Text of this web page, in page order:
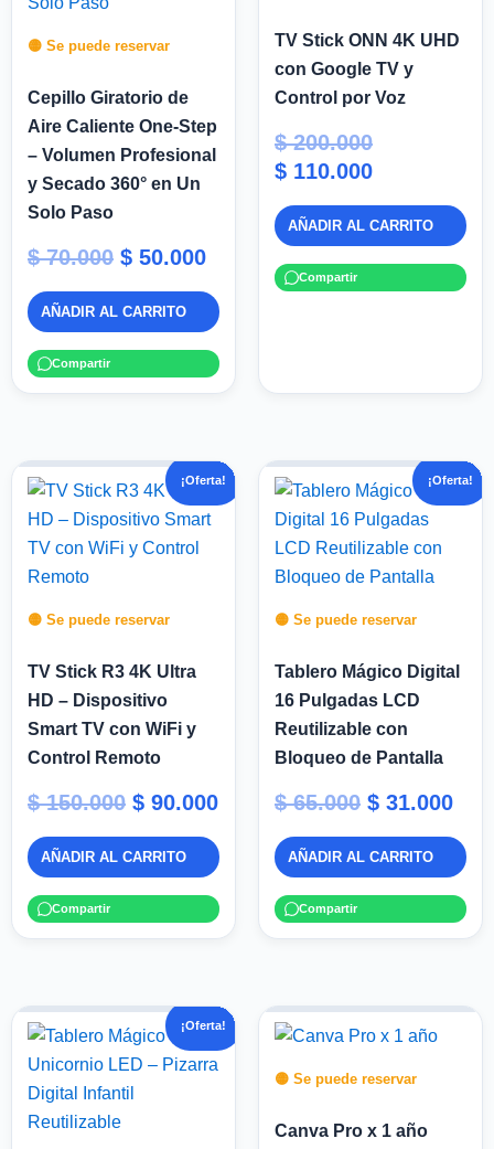
🟡 Se puede reservar
Cepillo Giratorio de
Aire Caliente One-Step
– Volumen Profesional
y Secado 360° en Un
Solo Paso
$70.000 $ 50.000
AÑADIR AL CARRITO
Compartir
TV Stick ONN 4K UHD
con Google TV y
Control por Voz
$200.000
$ 110.000
AÑADIR AL CARRITO
Compartir
¡Oferta!
🟡 Se puede reservar
TV Stick R3 4K Ultra
HD – Dispositivo
Smart TV con WiFi y
Control Remoto
$150.000
El
precio
original
era:
$ 90.000
El
precio
actual
$ 90.000.
AÑADIR AL CARRITO
Compartir
¡Oferta!
🟡 Se puede reservar
Tablero Mágico Digital
16 Pulgadas LCD
Reutilizable con
Bloqueo de Pantalla
$65.000
El
precio
original
era:
$ 65.000.
$ 31.000
El
AÑADIR AL CARRITO
Compartir
¡Oferta!
El
precio
original
era:
$ 50.000.
El
precio
actual
$ 27.000.
🟡 Se puede reservar
Canva Pro x 1 año